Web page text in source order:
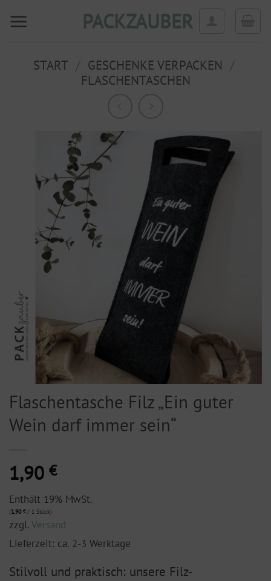
Inhalt
PACKZAUBER
START GESCHENKE VERPACKEN
FLASCHENTASCHEN
Flaschentasche Filz „Ein guter
Wein darf immer sein“
1,90 €
Enthält 19% MwSt.
(1,90 €/ 1 Stück)
zzgl.Versand
Lieferzeit: ca. 2-3 Werktage
Stilvoll und praktisch: unsere Filz-